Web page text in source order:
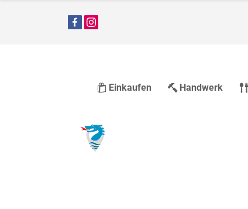
Einkaufen Handwerk